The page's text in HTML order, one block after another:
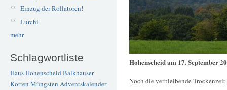
Einzug der Rollatoren!
Lurchi
mehr
Schlagwortliste
Haus Hohenscheid Balkhauser
Kotten Müngsten Adventskalender
Hohenscheid am 17. September
Noch die verbleibende